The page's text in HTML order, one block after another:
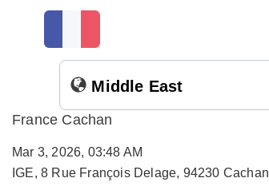
Middle East
France Cachan
Mar 3, 2026, 03:48 AM
IGE, 8 Rue François Delage, 94230 Cachan